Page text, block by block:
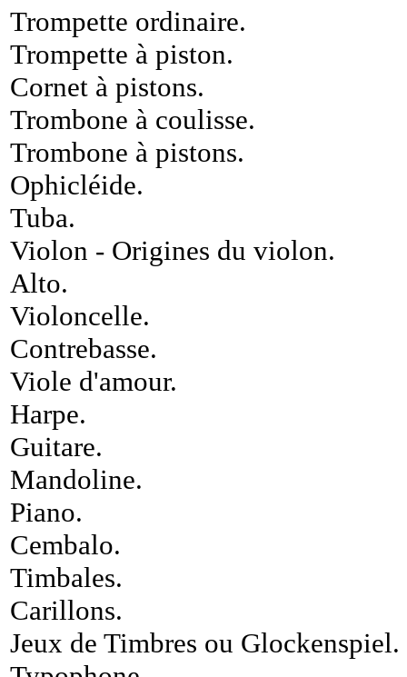
Trompette ordinaire.
Trompette à piston.
Cornet à pistons.
Trombone à coulisse.
Trombone à pistons.
Ophicléide.
Tuba.
Violon - Origines du violon.
Alto.
Violoncelle.
Contrebasse.
Viole d'amour.
Harpe.
Guitare.
Mandoline.
Piano.
Cembalo.
Timbales.
Carillons.
Jeux de Timbres ou Glockenspiel.